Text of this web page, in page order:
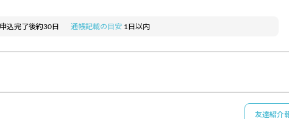
申込完了後約30日 通帳記載の目安 1日以内
友達紹介